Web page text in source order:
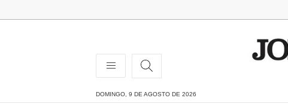
DOMINGO, 9 DE AGOSTO DE 2026